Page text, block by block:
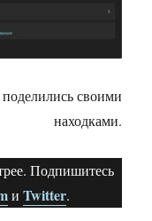
своими
находками.
Подпишитесь
и Twitter.